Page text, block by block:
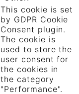
This cookie is set
by GDPR Cookie
Consent plugin.
The cookie is
used to store the
user consent for
the cookies in
the category
"Performance".